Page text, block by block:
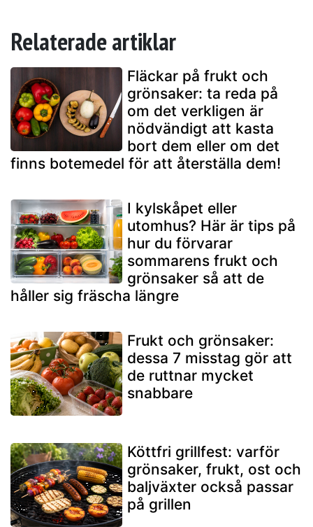
Relaterade artiklar
Fläckar på frukt och
grönsaker: ta reda på
om det verkligen är
nödvändigt att kasta
bort dem eller om det
finns botemedel för att återställa dem!
I kylskåpet eller
utomhus? Här är tips på
hur du förvarar
sommarens frukt och
grönsaker så att de
håller sig fräscha längre
Frukt och grönsaker:
dessa 7 misstag gör att
de ruttnar mycket
snabbare
Köttfri grillfest: varför
grönsaker, frukt, ost och
baljväxter också passar
på grillen